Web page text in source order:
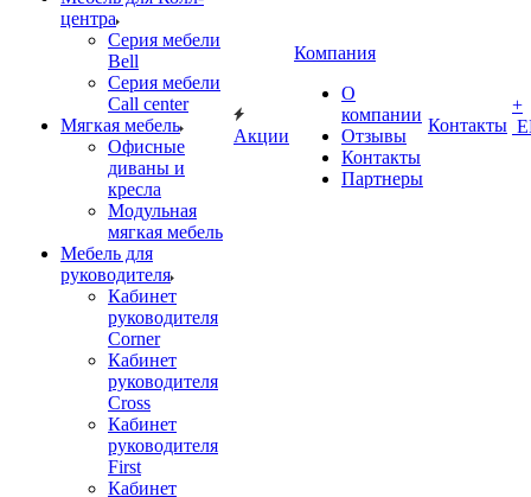
центра
Серия мебели
Bell
Серия мебели
Call center
Мягкая мебель
Офисные
диваны и
кресла
Модульная
мягкая мебель
Мебель для
руководителя
Кабинет
руководителя
Corner
Кабинет
руководителя
Cross
Кабинет
руководителя
First
Кабинет
Акции
Компания
О
компании
Отзывы
Контакты
Партнеры
Контакты
+